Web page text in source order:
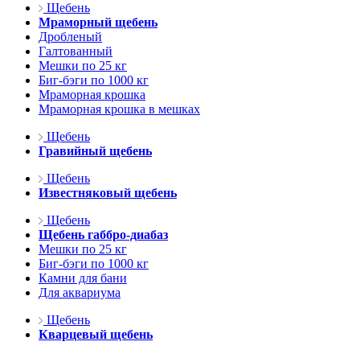
Щебень
Мраморный щебень
Дробленый
Галтованный
Мешки по 25 кг
Биг-бэги по 1000 кг
Мраморная крошка
Мраморная крошка в мешках
Щебень
Гравийный щебень
Щебень
Известняковый щебень
Щебень
Щебень габбро-диабаз
Мешки по 25 кг
Биг-бэги по 1000 кг
Камни для бани
Для аквариума
Щебень
Кварцевый щебень